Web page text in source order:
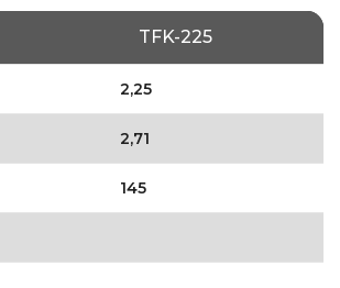
TFK-225
2,25
2,71
145